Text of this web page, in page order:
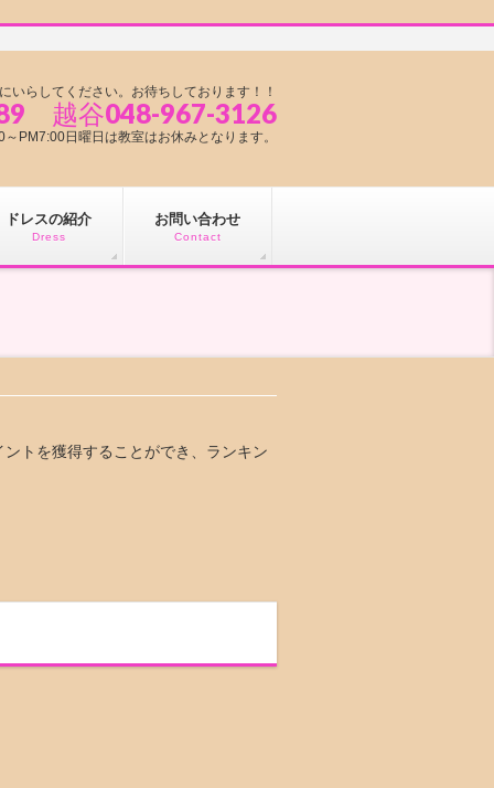
いらしてください。お待ちしております！！
越谷048-967-3126
PM7:00日曜日は教室はお休みとなります。
ドレスの紹介
Dress
お問い合わせ
Contact
トを獲得することができ、ランキン